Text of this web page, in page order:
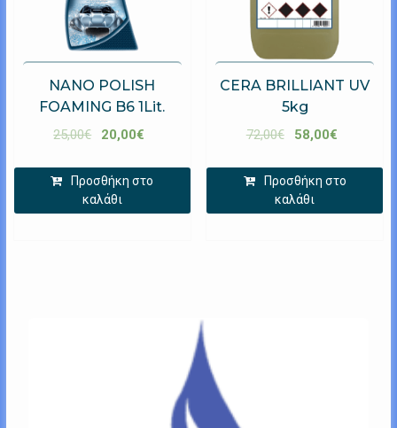
NANO POLISH
FOAMING B6 1Lit.
25,00€ 20,00€
Προσθήκη στο
καλάθι
CERA BRILLIANT UV
5kg
72,00€ 58,00€
Προσθήκη στο
καλάθι